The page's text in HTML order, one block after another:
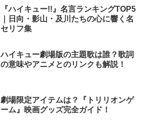
『ハイキュー!!』名言ランキングTOP5
｜日向・影山・及川たちの心に響く名
セリフ集
ハイキュー劇場版の主題歌は誰？歌詞
の意味やアニメとのリンクも解説！
劇場限定アイテムは？『トリリオンゲ
ーム』映画グッズ完全ガイド！